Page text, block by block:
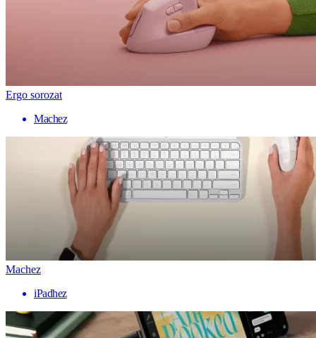
Ergo sorozat
Machez
Machez
iPadhez